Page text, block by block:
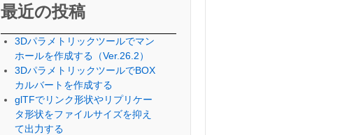
最近の投稿
3Dパラメトリックツールでマン
ホールを作成する（Ver.26.2）
3DパラメトリックツールでBOX
カルバートを作成する
glTFでリンク形状やリプリケー
タ形状をファイルサイズを抑え
て出力する